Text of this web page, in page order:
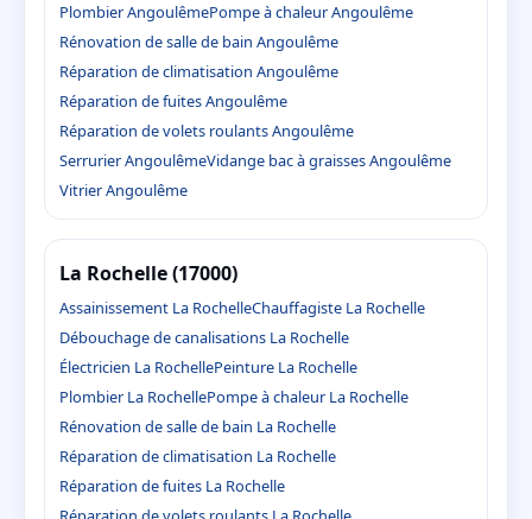
Plombier AngoulêmePompe à chaleur Angoulême
Rénovation de salle de bain Angoulême
Réparation de climatisation Angoulême
Réparation de fuites Angoulême
Réparation de volets roulants Angoulême
Serrurier AngoulêmeVidange bac à graisses Angoulême
Vitrier Angoulême
La Rochelle (17000)
Assainissement La RochelleChauffagiste La Rochelle
Débouchage de canalisations La Rochelle
Électricien La RochellePeinture La Rochelle
Plombier La RochellePompe à chaleur La Rochelle
Rénovation de salle de bain La Rochelle
Réparation de climatisation La Rochelle
Réparation de fuites La Rochelle